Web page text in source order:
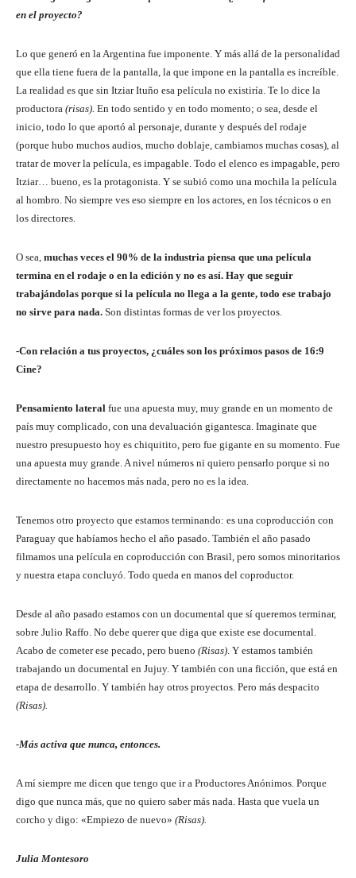
en el proyecto?
Lo que generó en la Argentina fue imponente. Y más allá de la personalidad
que ella tiene fuera de la pantalla, la que impone en la pantalla es increíble.
La realidad es que sin Itziar Ituño esa película no existiría. Te lo dice la
productora (risas). En todo sentido y en todo momento; o sea, desde el
inicio, todo lo que aportó al personaje, durante y después del rodaje
(porque hubo muchos audios, mucho doblaje, cambiamos muchas cosas), al
tratar de mover la película, es impagable. Todo el elenco es impagable, pero
Itziar… bueno, es la protagonista. Y se subió como una mochila la película
al hombro. No siempre ves eso siempre en los actores, en los técnicos o en
los directores.
O sea, muchas veces el 90% de la industria piensa que una película
termina en el rodaje o en la edición y no es así. Hay que seguir
trabajándolas porque si la película no llega a la gente, todo ese trabajo
no sirve para nada. Son distintas formas de ver los proyectos.
-Con relación a tus proyectos, ¿cuáles son los próximos pasos de 16:9
Cine?
Pensamiento lateral fue una apuesta muy, muy grande en un momento de
país muy complicado, con una devaluación gigantesca. Imaginate que
nuestro presupuesto hoy es chiquitito, pero fue gigante en su momento. Fue
una apuesta muy grande. A nivel números ni quiero pensarlo porque si no
directamente no hacemos más nada, pero no es la idea.
Tenemos otro proyecto que estamos terminando: es una coproducción con
Paraguay que habíamos hecho el año pasado. También el año pasado
filmamos una película en coproducción con Brasil, pero somos minoritarios
y nuestra etapa concluyó. Todo queda en manos del coproductor.
Desde al año pasado estamos con un documental que sí queremos terminar,
sobre Julio Raffo. No debe querer que diga que existe ese documental.
Acabo de cometer ese pecado, pero bueno (Risas). Y estamos también
trabajando un documental en Jujuy. Y también con una ficción, que está en
etapa de desarrollo. Y también hay otros proyectos. Pero más despacito
(Risas).
-Más activa que nunca, entonces.
A mí siempre me dicen que tengo que ir a Productores Anónimos. Porque
digo que nunca más, que no quiero saber más nada. Hasta que vuela un
corcho y digo: «Empiezo de nuevo» (Risas).
Julia Montesoro